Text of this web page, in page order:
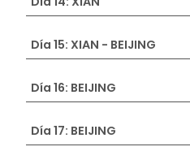
Día 15: XIAN - BEIJING
Día 16: BEIJING
Día 17: BEIJING